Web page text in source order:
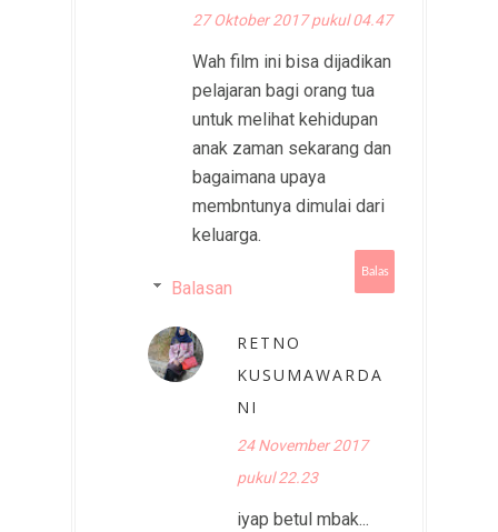
27 Oktober 2017 pukul 04.47
Wah film ini bisa dijadikan
pelajaran bagi orang tua
untuk melihat kehidupan
anak zaman sekarang dan
bagaimana upaya
membntunya dimulai dari
keluarga.
Balas
Balasan
RETNO
KUSUMAWARDA
NI
24 November 2017
pukul 22.23
iyap betul mbak...